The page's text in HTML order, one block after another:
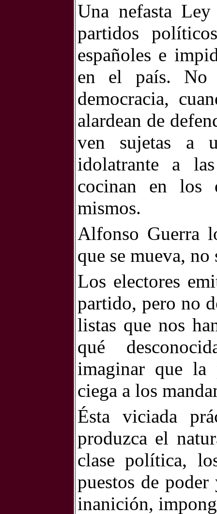
Una nefasta
partidos
españoles e
en el país. No
democracia,
alardean de
ven sujetas a
idolatrante a
cocinan en los
mismos.
Alfonso Guerra
que se mueva,
Los electores
partido, pero no
listas que nos
qué
imaginar que la
ciega a los
Ésta viciada
produzca el
clase política,
puestos de poder
inanición,